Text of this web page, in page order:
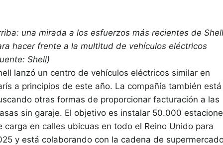
una mirada a los esfuerzos más recientes de Shell
hacer frente a la multitud de vehículos eléctricos
Shell)
lanzó un centro de vehículos eléctricos similar en
a principios de este año. La compañía también está
otras formas de proporcionar facturación a las
sin garaje. El objetivo es instalar 50.000
carga en calles ubicuas en todo el Reino Unido para
y está colaborando con la cadena de